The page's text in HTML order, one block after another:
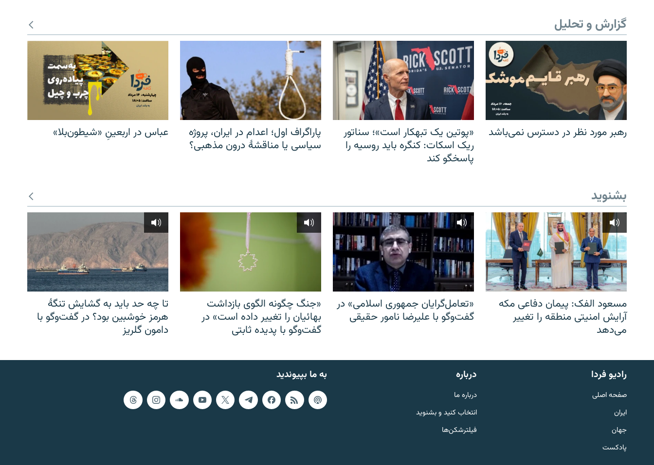
English
به ما بپیوندید
گزارش و تحلیل
رهبر مورد نظر در دسترس نمی‌باشد
«پوتین یک تبهکار است»؛ سناتور
ریک اسکات: کنگره باید روسیه را
پاسخگو کند
پاراگراف اول؛ اعدام در ایران، پروژه
سیاسی یا مناقشهٔ درون مذهبی؟
عباس در اربعینِ «شیطون‌بلا»
بشنوید
مسعود الفک: پیمان دفاعی مکه
آرایش امنیتی منطقه را تغییر
می‌دهد
«تعامل‌گرایان جمهوری اسلامی» در
گفت‌وگو با علیرضا نامور حقیقی
«جنگ چگونه الگوی بازداشت
بهائیان را تغییر داده است» در
گفت‌وگو با پدیده ثابتی
تا چه حد باید به گشایش تنگهٔ
هرمز خوشبین بود؟ در گفت‌وگو با
دامون گلریز
به ما بپیوندید رادیو فردا
صفحه اصلی
ایران
جهان
پادکست
درباره
درباره ما
انتخاب کنید و بشنوید
فیلترشکن‌ها